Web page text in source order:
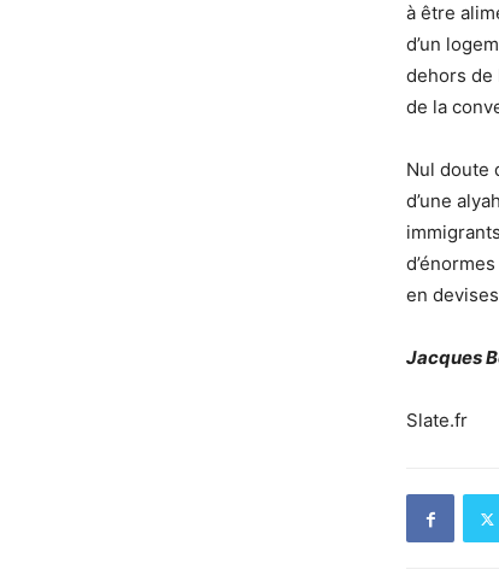
à être
d’un
dehors de
de la
Nul doute
d’une
en
Jacques
Slate.fr